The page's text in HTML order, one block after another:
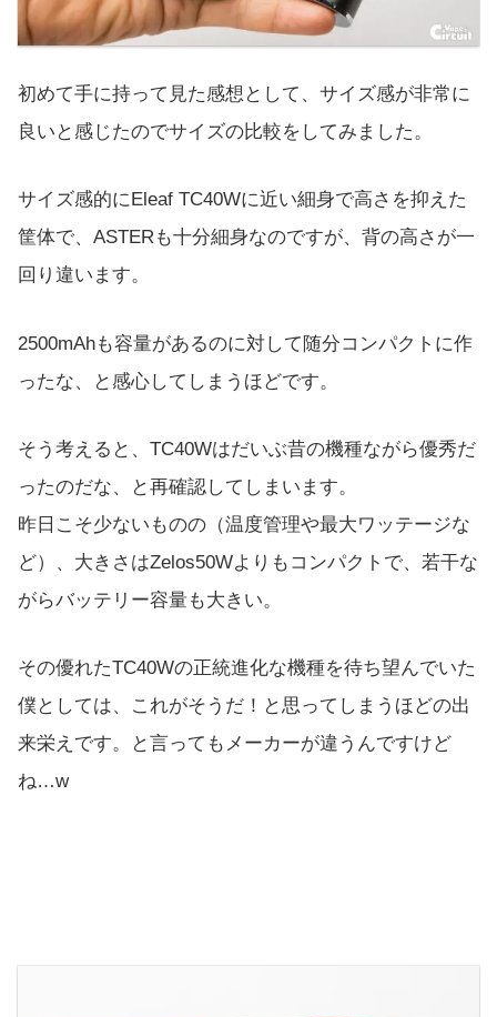
初めて手に持って見た感想として、サイズ感が非常に
良いと感じたのでサイズの比較をしてみました。
サイズ感的にEleaf TC40Wに近い細身で高さを抑えた
筐体で、ASTERも十分細身なのですが、背の高さが一
回り違います。
2500mAhも容量があるのに対して随分コンパクトに作
ったな、と感心してしまうほどです。
そう考えると、TC40Wはだいぶ昔の機種ながら優秀だ
ったのだな、と再確認してしまいます。
昨日こそ少ないものの（温度管理や最大ワッテージな
ど）、大きさはZelos50Wよりもコンパクトで、若干な
がらバッテリー容量も大きい。
その優れたTC40Wの正統進化な機種を待ち望んでいた
僕としては、これがそうだ！と思ってしまうほどの出
来栄えです。と言ってもメーカーが違うんですけど
ね…w